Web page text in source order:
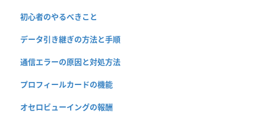
初心者のやるべきこと
データ引き継ぎの方法と手順
通信エラーの原因と対処方法
プロフィールカードの機能
オセロビューイングの報酬